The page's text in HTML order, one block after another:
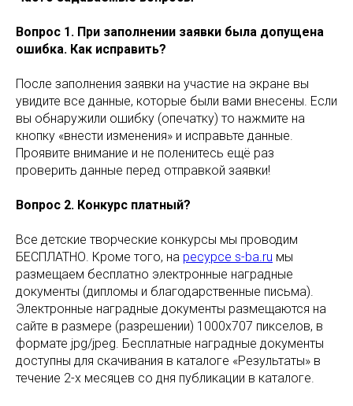
Вопрос 1. При заполнении заявки была допущена
ошибка. Как исправить?
После заполнения заявки на участие на экране вы
увидите все данные, которые были вами внесены. Если
вы обнаружили ошибку (опечатку) то нажмите на
кнопку «внести изменения» и исправьте данные.
Проявите внимание и не поленитесь ещё раз
проверить данные перед отправкой заявки!
Вопрос 2. Конкурс платный?
Все детские творческие конкурсы мы проводим
БЕСПЛАТНО. Кроме того, на ресурсе s-ba.ru мы
размещаем бесплатно электронные наградные
документы (дипломы и благодарственные письма).
Электронные наградные документы размещаются на
сайте в размере (разрешении) 1000х707 пикселов, в
формате jpg/jpeg. Бесплатные наградные документы
доступны для скачивания в каталоге «Результаты» в
течение 2-х месяцев со дня публикации в каталоге.